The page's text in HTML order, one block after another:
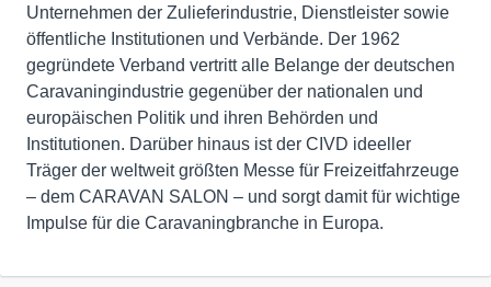
Unternehmen der Zulieferindustrie, Dienstleister sowie
öffentliche Institutionen und Verbände. Der 1962
gegründete Verband vertritt alle Belange der deutschen
Caravaningindustrie gegenüber der nationalen und
europäischen Politik und ihren Behörden und
Institutionen. Darüber hinaus ist der CIVD ideeller
Träger der weltweit größten Messe für Freizeitfahrzeuge
– dem CARAVAN SALON – und sorgt damit für wichtige
Impulse für die Caravaningbranche in Europa.